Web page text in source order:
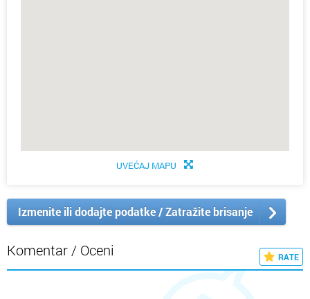
UVEĆAJ MAPU
Izmenite ili dodajte podatke / Zatražite brisanje
Komentar / Oceni RATE